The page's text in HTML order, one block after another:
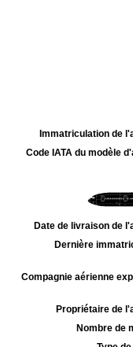
Immatriculation de
Code IATA du modèle
Date de livraison de
Dernière
Compagnie aérienne
Propriétaire de
Nombre de